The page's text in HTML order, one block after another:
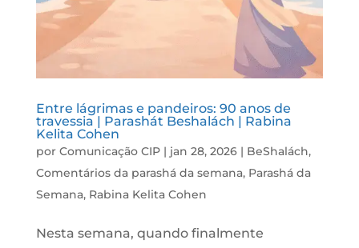
Entre lágrimas e pandeiros: 90 anos de
travessia | Parashát Beshalách | Rabina
Kelita Cohen
por Comunicação CIP| jan 28, 2026| BeShalách,
Comentários da parashá da semana, Parashá da
Semana, Rabina Kelita Cohen
Nesta semana, quando finalmente